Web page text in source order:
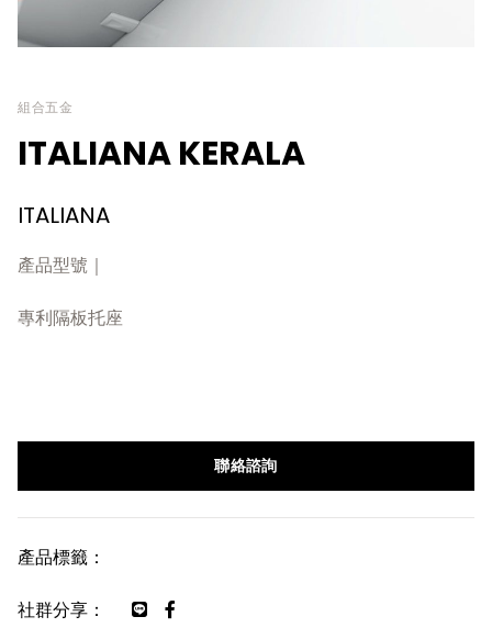
組合五金
ITALIANA KERALA
ITALIANA
產品型號｜
專利隔板托座
聯絡諮詢
產品標籤：
社群分享：